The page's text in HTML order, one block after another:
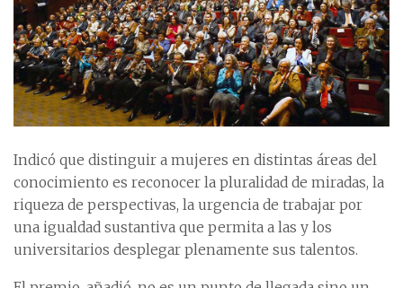
Indicó que distinguir a mujeres en distintas áreas del
conocimiento es reconocer la pluralidad de miradas, la
riqueza de perspectivas, la urgencia de trabajar por
una igualdad sustantiva que permita a las y los
universitarios desplegar plenamente sus talentos.